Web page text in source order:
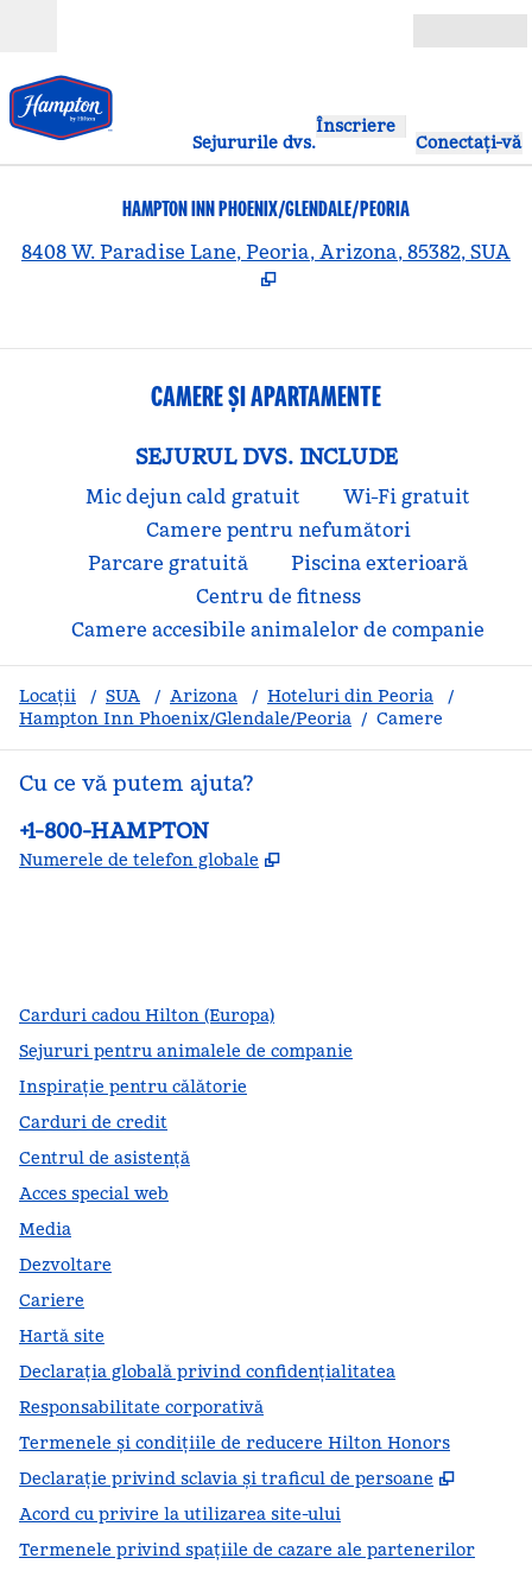
Sejururile dvs.
Înscriere
Conectați-vă
HAMPTON INN PHOENIX/GLENDALE/PEORIA
8408 W. Paradise Lane, Peoria, Arizona, 85382, SUA
CAMERE ȘI APARTAMENTE
SEJURUL DVS. INCLUDE
Mic dejun cald gratuit
Wi-Fi gratuit
Camere pentru nefumători
Parcare gratuită
Piscina exterioară
Centru de fitness
Camere accesibile animalelor de companie
Locații / SUA / Arizona / Hoteluri din Peoria
/
Hampton Inn Phoenix/Glendale/Peoria / Camere
Cu ce vă putem ajuta?
Telefon:
+1-800-HAMPTON
Numerele de telefon globale ,
Carduri cadou Hilton (Europa)
Sejururi pentru animalele de companie
Inspirație pentru călătorie
Carduri de credit
Centrul de asistență
Acces special web
Media
Dezvoltare
Cariere
Hartă site
Declarația globală privind confidenţialitatea
Responsabilitate corporativă
Termenele și condițiile de reducere Hilton Honors
Declarație privind sclavia și traficul de persoane
,
Acord cu privire la utilizarea site-ului
Termenele privind spațiile de cazare ale partenerilor